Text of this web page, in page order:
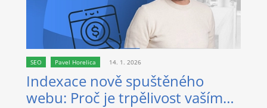
SEO Pavel Horelica 14. 1. 2026
Indexace nově spuštěného
webu: Proč je trpělivost vaším